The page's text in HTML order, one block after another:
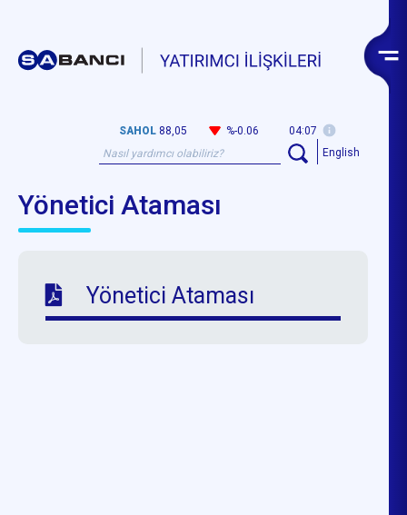
SAHOL 88,05 %-0.06
04:07
English
Yönetici Ataması
Yönetici Ataması